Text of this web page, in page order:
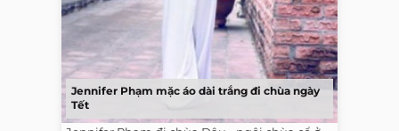
Jennifer Phạm mặc áo dài trắng đi chùa ngày
Tết